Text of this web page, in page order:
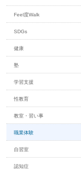
Feel度Walk
SDGs
健康
塾
学習支援
性教育
教室・習い事
職業体験
自習室
認知症